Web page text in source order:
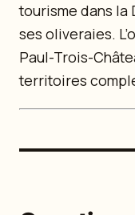
tourisme dans la
ses oliveraies.
Paul-Trois-
territoires